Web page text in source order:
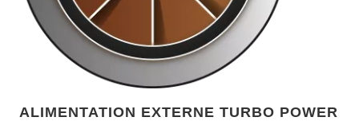
ALIMENTATION EXTERNE TURBO POWER